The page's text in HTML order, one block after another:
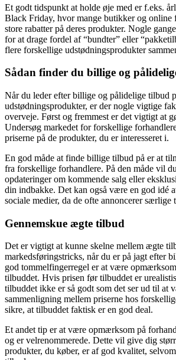
Et godt tidspunkt at holde øje med er f.eks.
Black Friday, hvor mange butikker og online
store rabatter på deres produkter. Nogle
for at drage fordel af “bundter” eller
flere forskellige udstødningsprodukter
Sådan finder du billige og
Når du leder efter billige og pålidelige tilbud
udstødningsprodukter, er der nogle vigtige
overveje. Først og fremmest er det vigtigt at
Undersøg markedet for forskellige
priserne på de produkter, du er interesseret i.
En god måde at finde billige tilbud på er at
fra forskellige forhandlere. På den måde vil
opdateringer om kommende salg eller
din indbakke. Det kan også være en god idé
sociale medier, da de ofte annoncerer særlige
Gennemskue ægte tilbud
Det er vigtigt at kunne skelne mellem ægte
markedsføringstricks, når du er på jagt efter
god tommelfingerregel er at være
tilbuddet. Hvis prisen før tilbuddet er
tilbuddet ikke er så godt som det ser ud til at
sammenligning mellem priserne hos
sikre, at tilbuddet faktisk er en god deal.
Et andet tip er at være opmærksom på
og er velrenommerede. Dette vil give dig
produkter, du køber, er af god kvalitet,